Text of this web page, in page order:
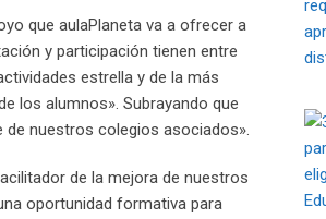
que aulaPlaneta va a ofrecer a
y participación tienen entre
estrella y de la más
los alumnos». Subrayando que
de nuestros colegios asociados».
de la mejora de nuestros
oportunidad formativa para